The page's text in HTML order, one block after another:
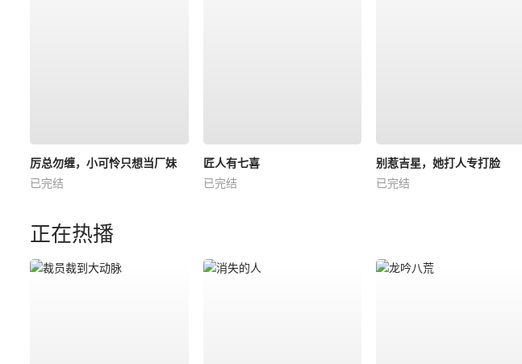
厉总勿缠，小可怜只想当厂妹
已完结
匠人有七喜
已完结
别惹吉星，她打人专打脸
已完结
正在热播